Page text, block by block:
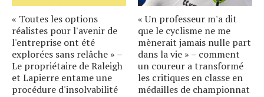
« Toutes les options
réalistes pour l'avenir de
l'entreprise ont été
explorées sans relâche » –
Le propriétaire de Raleigh
et Lapierre entame une
procédure d'insolvabilité
« Un professeur m'a dit
que le cyclisme ne me
mènerait jamais nulle part
dans la vie » – comment
un coureur a transformé
les critiques en classe en
médailles de championnat